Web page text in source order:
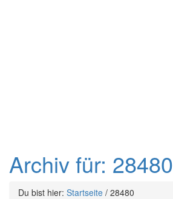
Archiv für: 28480
Du bist hier: Startseite / 28480